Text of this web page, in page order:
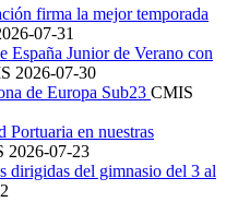
firma la mejor temporada
07-31
España Junior de Verano con
2026-07-30
de Europa Sub23 CMIS
Portuaria en nuestras
2026-07-23
dirigidas del gimnasio del 3 al